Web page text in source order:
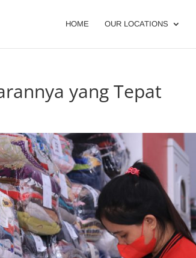
HOME OUR LOCATIONS
yang Tepat